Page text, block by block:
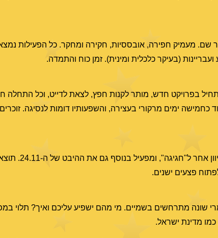
שם. מעמיק חפירה, אובססיות, חקירה ומחקר. כל הפעילות
(בעיקר כלכלית ומינית). זמן כוח והתמדה.
להתחיל בפרויקט חדש, מותר לקנות חפץ, לצאת לדייט, וכל
כחמישה ימים מרקורי בעצירה, והשפעותיו דומות לנסיגה.
מארס ביחסי מתח עם כירון,
פצעים ישנים.
שונה מתרחשים בשמיים. מי מהם ישפיע עליכם ואיך? תלוי
מדינת ישראל.